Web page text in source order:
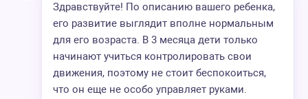
Здравствуйте! По описанию вашего ребенка,
его развитие выглядит вполне нормальным
для его возраста. В 3 месяца дети только
начинают учиться контролировать свои
движения, поэтому не стоит беспокоиться,
что он еще не особо управляет руками.